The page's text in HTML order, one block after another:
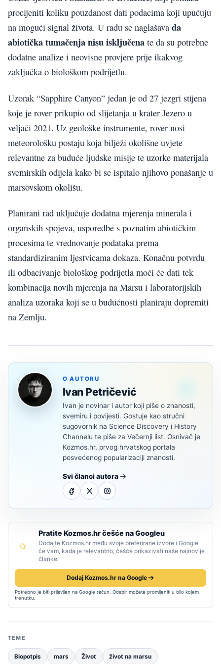
procijeniti koliku pouzdanost dati podacima koji upućuju
na mogući signal života. U radu se naglašava da
abiotička tumačenja nisu isključena te da su potrebne
dodatne analize i neovisne provjere prije ikakvog
zaključka o biološkom podrijetlu.
Uzorak “Sapphire Canyon” jedan je od 27 jezgri stijena
koje je rover prikupio od slijetanja u krater Jezero u
veljači 2021. Uz geološke instrumente, rover nosi
meteorološku postaju koja bilježi okolišne uvjete
relevantne za buduće ljudske misije te uzorke materijala
svemirskih odijela kako bi se ispitalo njihovo ponašanje u
marsovskom okolišu.
Planirani rad uključuje dodatna mjerenja minerala i
organskih spojeva, usporedbe s poznatim abiotičkim
procesima te vrednovanje podataka prema
standardiziranim ljestvicama dokaza. Konačnu potvrdu
ili odbacivanje biološkog podrijetla moći će dati tek
kombinacija novih mjerenja na Marsu i laboratorijskih
analiza uzoraka koji se u budućnosti planiraju dopremiti
na Zemlju.
O AUTORU
Ivan Petričević
Ivan je novinar i autor koji piše o znanosti,
svemiru i povijesti. Gostuje kao stručni
sugovornik na Science Discovery i History
Channelu te piše za Večernji list. Osnivač je
Kozmos.hr, prvog hrvatskog portala
posvećenog popularizaciji znanosti.
Svi članci autora
Pratite Kozmos.hr češće na Googleu
Dodajte Kozmos.hr među svoje preferirane izvore i Google
će vam, kada je relevantno, češće prikazivati naše najnovije
članke.
Dodaj Kozmos.hr na Google
Potrebno je biti prijavljen na Google račun. Odabir možete promijeniti u bilo kojem
trenutku.
TEME
Biopotpis mars Život život na marsu